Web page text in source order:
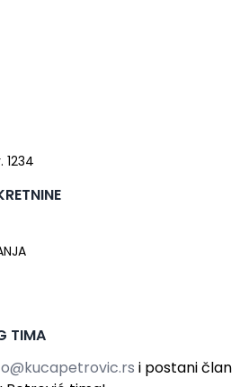
1234
TIMA
i postani član